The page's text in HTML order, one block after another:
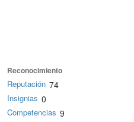
Reconocimiento
Reputación 74
Insignias 0
Competencias 9